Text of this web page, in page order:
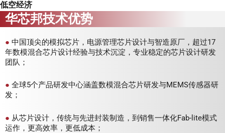
低空经济
华芯邦技术优势
● 中国顶尖的模拟芯片，电源管理芯片设计与智造原厂，超过17
年数模混合芯片设计经验与技术沉淀，专业稳定的芯片设计研发
团队；
● 全球5个产品研发中心涵盖数模混合芯片研发与MEMS传感器研
发；
● 从芯片设计，传统与先进封装制造，到销售一体化Fab-lite模式
运作，更高效率，更低成本；